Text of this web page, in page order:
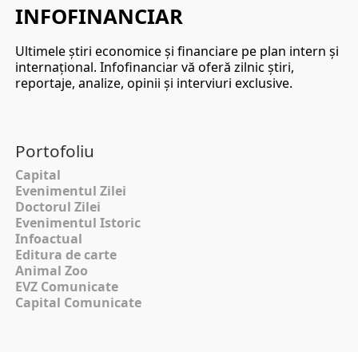
INFOFINANCIAR
Ultimele ştiri economice şi financiare pe plan intern şi
internaţional. Infofinanciar vă oferă zilnic ştiri,
reportaje, analize, opinii şi interviuri exclusive.
Portofoliu
Capital
Evenimentul Zilei
Doctorul Zilei
Evenimentul Istoric
Infoactual
Editura de carte
Animal Zoo
EVZ Comunicate
Capital Comunicate